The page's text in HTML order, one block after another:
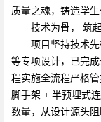
质量之魂，铸造学生
技术为骨， 筑
项目坚持技术
等专项设计，已完
程实施全流程严格
脚手架 + 半预埋式
数量，从设计源头